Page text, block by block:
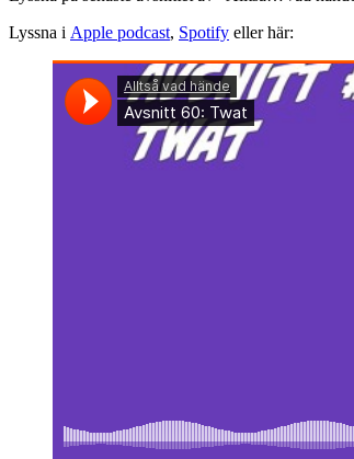
Lyssna i Apple podcast, Spotify eller här: